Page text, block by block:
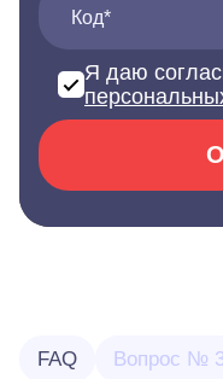
Код*
Я даю
FAQ Вопрос №